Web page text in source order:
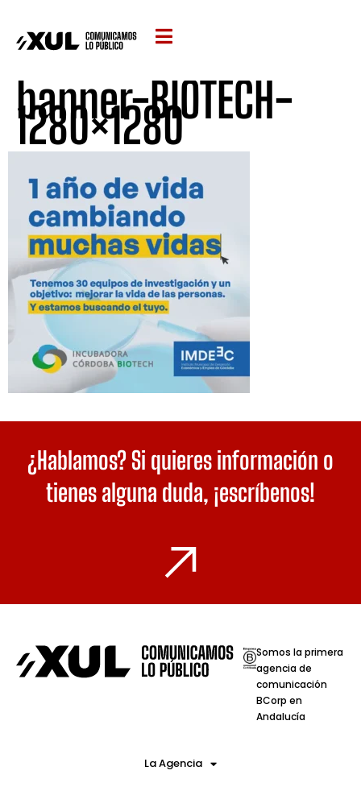
banner-BIOTECH-
1280×1280
¿Hablamos? Si quieres información o
tienes alguna duda, ¡escríbenos!
Somos la primera
agencia de
comunicación
BCorp en
Andalucía
La Agencia